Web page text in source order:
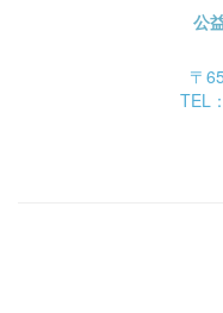
公
〒
TEL